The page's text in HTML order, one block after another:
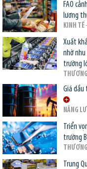
FAO
lương
KINH TẾ
Xuất
nhờ
trường
Giá dầu
NĂNG
Triển
trường
Trung